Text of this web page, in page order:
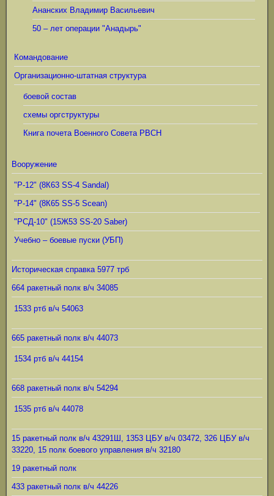
Ананских Владимир Васильевич
50 – лет операции "Анадырь"
Командование
Организационно-штатная структура
боевой состав
схемы оргструктуры
Книга почета Военного Совета РВСН
Вооружение
"Р-12" (8К63 SS-4 Sandal)
"Р-14" (8К65 SS-5 Scean)
"РСД-10" (15Ж53 SS-20 Saber)
Учебно – боевые пуски (УБП)
Историческая справка 5977 трб
664 ракетный полк в/ч 34085
1533 ртб в/ч 54063
665 ракетный полк в/ч 44073
1534 ртб в/ч 44154
668 ракетный полк в/ч 54294
1535 ртб в/ч 44078
15 ракетный полк в/ч 43291Ш, 1353 ЦБУ в/ч 03472, 326 ЦБУ в/ч
33220, 15 полк боевого управления в/ч 32180
19 ракетный полк
433 ракетный полк в/ч 44226